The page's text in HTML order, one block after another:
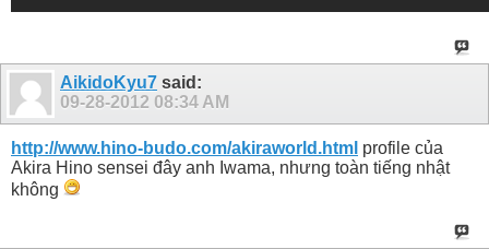
AikidoKyu7 said:
09-28-2012 08:34 AM
http://www.hino-budo.com/akiraworld.html profile của
Akira Hino sensei đây anh Iwama, nhưng toàn tiếng nhật
không